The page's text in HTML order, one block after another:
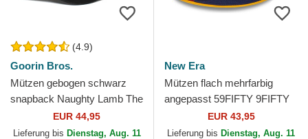
(4.9)
Goorin Bros.
Mützen gebogen schwarz
snapback Naughty Lamb The
Farm Goorin Bros.
EUR 44,95
Lieferung bis Dienstag, Aug. 11
New Era
Mützen flach mehrfarbig
angepasst 59FIFTY 9FIFTY
Poly der FC Barcelona
LALIGA von New Era
EUR 43,95
Lieferung bis Dienstag, Aug. 11